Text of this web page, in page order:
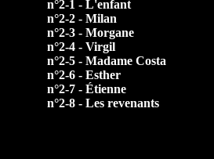
n°2-1 - L'enfant
n°2-2 - Milan
n°2-3 - Morgane
n°2-4 - Virgil
n°2-5 - Madame Costa
n°2-6 - Esther
n°2-7 - Étienne
n°2-8 - Les revenants